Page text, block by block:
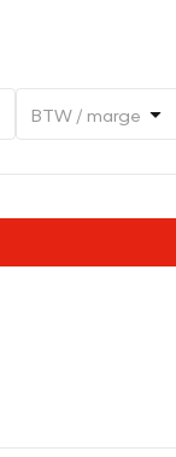
BTW / marge